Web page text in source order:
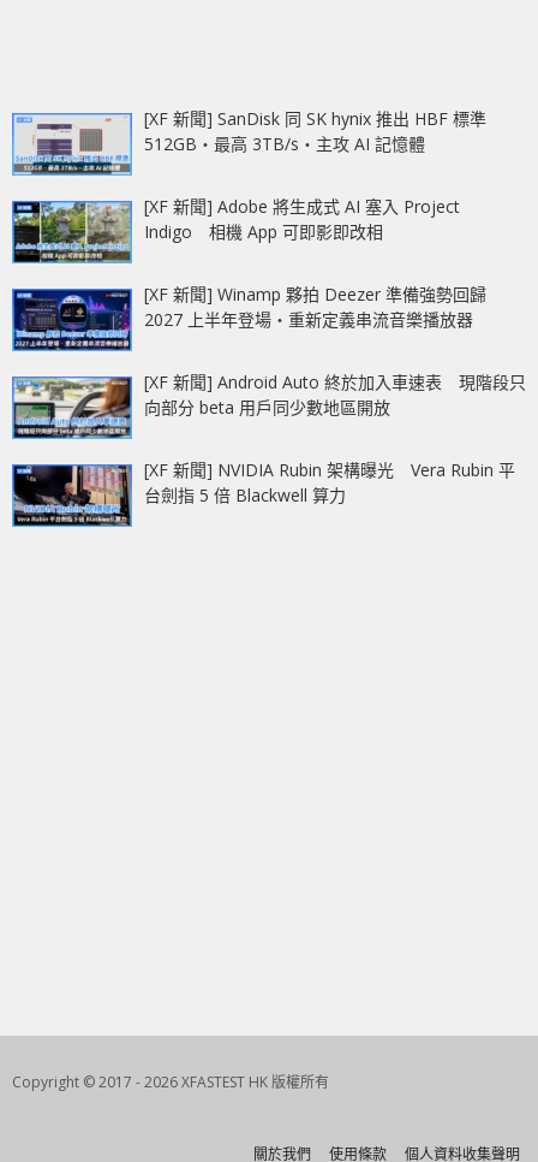
[XF 新聞] SanDisk 同 SK hynix 推出 HBF 標準
512GB‧最高 3TB/s‧主攻 AI 記憶體
[XF 新聞] Adobe 將生成式 AI 塞入 Project
Indigo 相機 App 可即影即改相
[XF 新聞] Winamp 夥拍 Deezer 準備強勢回歸
2027 上半年登場‧重新定義串流音樂播放器
[XF 新聞] Android Auto 終於加入車速表 現階段只
向部分 beta 用戶同少數地區開放
[XF 新聞] NVIDIA Rubin 架構曝光 Vera Rubin 平
台劍指 5 倍 Blackwell 算力
Copyright © 2017 - 2026 XFASTEST HK 版權所有
關於我們 使用條款 個人資料收集聲明